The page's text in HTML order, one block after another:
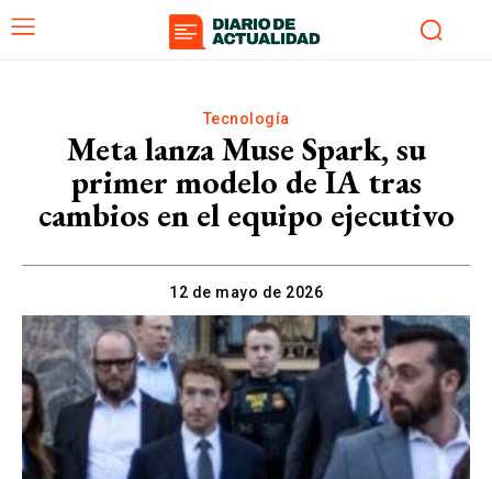
Tecnología
Meta lanza Muse Spark, su
primer modelo de IA tras
cambios en el equipo ejecutivo
12 de mayo de 2026